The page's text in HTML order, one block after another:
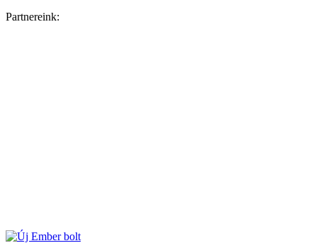
Partnereink: